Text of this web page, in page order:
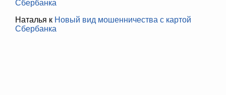
Сбербанка
Наталья к Новый вид мошенничества с картой
Сбербанка